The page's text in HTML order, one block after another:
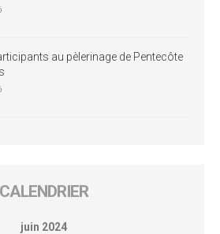
au pèlerinage de Pentecôte
CALENDRIER
juin 2024